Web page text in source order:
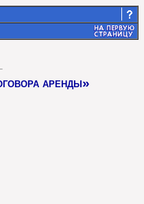
аренды»